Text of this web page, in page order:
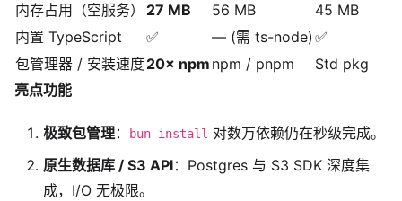
内存占用（空服务）
27 MB 56 MB
45 MB
内置 TypeScript
✅ — (需 ts-node) ✅
包管理器 / 安装速度20× npm npm / pnpm
Std pkg
亮点功能
极致包管理： bun install 对数万依赖仍在秒级完成。
原生数据库 / S3 API：Postgres 与 S3 SDK 深度集
成，I/O 无极限。